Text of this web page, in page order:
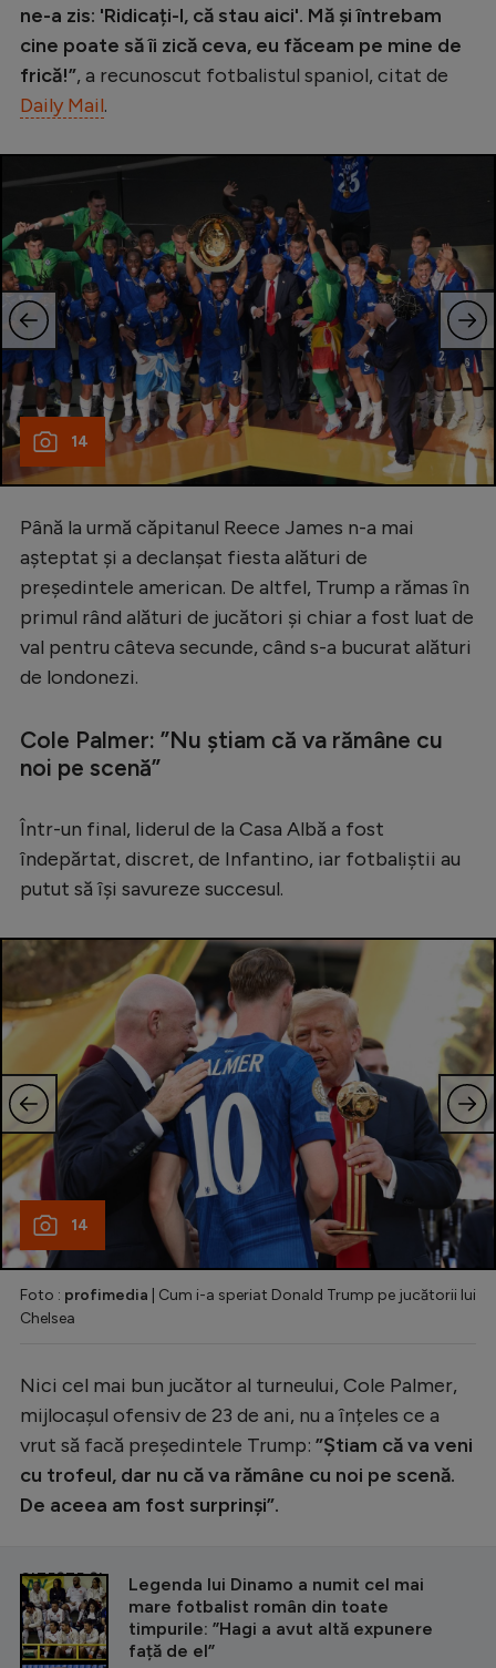
ne-a zis: 'Ridicați-l, că stau aici'. Mă și întrebam
cine poate să îi zică ceva, eu făceam pe mine de
frică!”, a recunoscut fotbalistul spaniol, citat de
Daily Mail.
14
Până la urmă căpitanul Reece James n-a mai
așteptat și a declanșat fiesta alături de
președintele american. De altfel, Trump a rămas în
primul rând alături de jucători și chiar a fost luat de
val pentru câteva secunde, când s-a bucurat alături
de londonezi.
Cole Palmer: ”Nu știam că va rămâne cu
noi pe scenă”
Într-un final, liderul de la Casa Albă a fost
îndepărtat, discret, de Infantino, iar fotbaliștii au
putut să își savureze succesul.
14
Foto : profimedia | Cum i-a speriat Donald Trump pe jucătorii lui
Chelsea
Nici cel mai bun jucător al turneului, Cole Palmer,
mijlocașul ofensiv de 23 de ani, nu a înțeles ce a
vrut să facă președintele Trump: ”Știam că va veni
cu trofeul, dar nu că va rămâne cu noi pe scenă.
De aceea am fost surprinși”.
CITEȘTE ȘI
Legenda lui Dinamo a numit cel mai
mare fotbalist român din toate
timpurile: ”Hagi a avut altă expunere
față de el”